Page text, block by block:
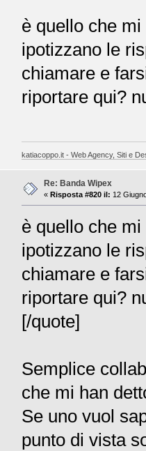
è quello che
ipotizzano le
chiamare e
riportare qui?
katiacoppo.it - Web Agency, Siti e
Re: Banda Wipex
« Risposta #820 il: 12
è quello che
ipotizzano le
chiamare e
riportare qui?
[/quote]
Semplice
che mi han
Se uno vuol
punto di vista